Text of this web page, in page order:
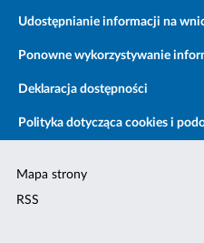
Udostępnianie informacji na
Ponowne wykorzystywanie
Deklaracja dostępności
Polityka dotycząca cookies i
Mapa strony
RSS